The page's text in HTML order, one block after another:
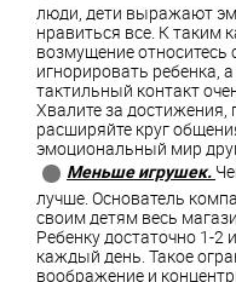
люди, дети выражают
нравиться все. К таким
возмущение относитесь
игнорировать ребенка,
тактильный контакт
Хвалите за достижения,
расширяйте круг
эмоциональный мир
Меньше игрушек.
лучше. Основатель
своим детям весь
Ребенку достаточно 1-
каждый день. Такое
воображение и